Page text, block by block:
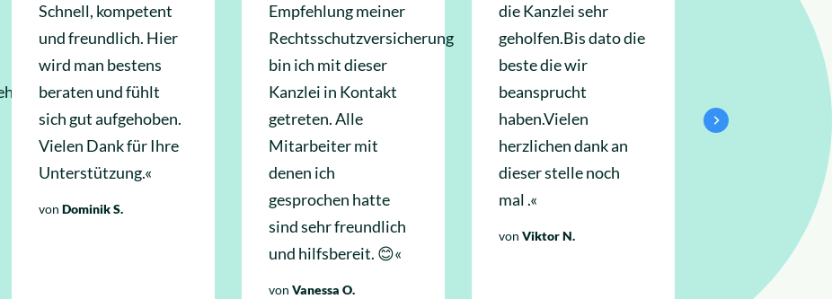
Schnell, kompetent
und freundlich. Hier
wird man bestens
beraten und fühlt
sich gut aufgehoben.
Vielen Dank für Ihre
Unterstützung.«
von Dominik S.
Empfehlung meiner
Rechtsschutzversicherung
bin ich mit dieser
Kanzlei in Kontakt
getreten. Alle
Mitarbeiter mit
denen ich
gesprochen hatte
sind sehr freundlich
und hilfsbereit. 😊«
von Vanessa O.
die Kanzlei sehr
geholfen.Bis dato die
beste die wir
beansprucht
haben.Vielen
herzlichen dank an
dieser stelle noch
mal .«
von Viktor N.
sehr für die
Behandlung
schnelle
und rate